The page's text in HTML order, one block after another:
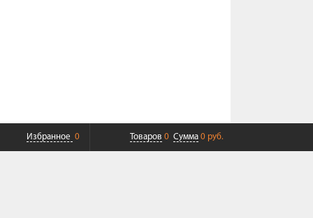
Избранное 0 Товаров 0 Сумма 0 руб.